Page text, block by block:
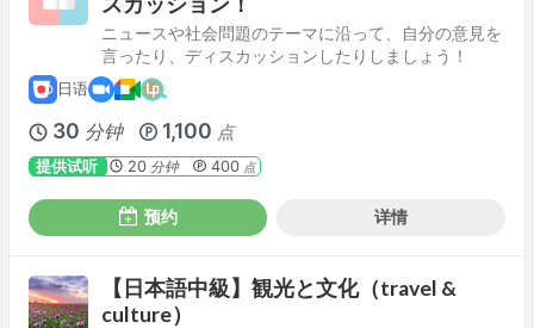
ニュースや社会問題のテーマに沿って、自分の意見を
言ったり、ディスカッションしたりしましょう！
日语
30 分钟 1,100 点
提供试听 20 分钟 400点
预约 详情
【日本語中級】観光と文化（travel &
culture）